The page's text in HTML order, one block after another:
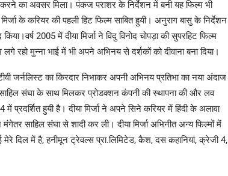
का अवसर मिला। पंकज पराशर के निर्देशन में बनी यह फिल्म भी
के करियर की पहली हिट फिल्म साबित हुयी। अनुराग बासु के निर्देशन
2005 में दीया मिर्जा ने विदु विनोद चोपड़ा की सुपरहिट फिल्म
लगे रहो मुन्ना भाई में भी अपने अभिनय से दर्शकों को दीवाना बना दिया।
जर्नलिस्ट का किरदार निभाकर अपनी अभिनय प्रतिभा का नया अंदाज
संघा के साथ मिलकर प्रोडक्शन कंपनी की स्थापना की और लव
में प्रदर्शित हुयी है। दीया मिर्जा ने अपने सिने करियर में हिंदी के अलावा
साहिल संघा से शादी कर ली। दीया मिर्जा अभिनीत अन्य फिल्मों में
मेरे दिल में है, हनीमून ट्रेवल्स प्रा.लिमिटेड, कैश, दस कहानियां, क्रेजी 4,